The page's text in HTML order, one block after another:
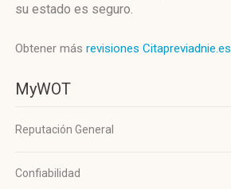
su estado es seguro.
Obtener más revisiones Citapreviadnie.es
MyWOT
Reputación General
Confiabilidad